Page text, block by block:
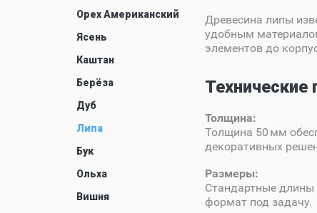
Орех Американский
Ясень
Каштан
Берёза
Дуб
Липа
Бук
Ольха
Вишня
Древесина липы
удобным
элементов до
Толщина:
Толщина 50 мм
декоративных
Размеры:
Стандартные длины
формат под задачу.